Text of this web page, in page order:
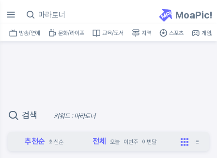
MoaPic!
방송/연예 문화/라이프 교육/도서 지역 스포츠 게임/
검색 키워드 : 마라토너
추천순 최신순 전체 오늘 이번주 이번달